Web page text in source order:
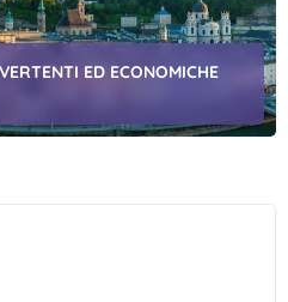
ED ECONOMICHE